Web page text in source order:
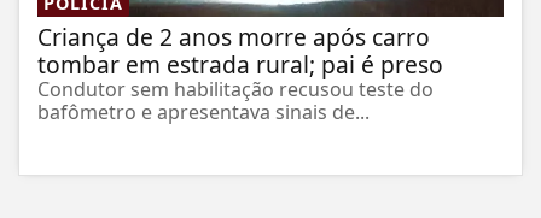
Criança de 2 anos morre após carro
tombar em estrada rural; pai é preso
Condutor sem habilitação recusou teste do
bafômetro e apresentava sinais de...